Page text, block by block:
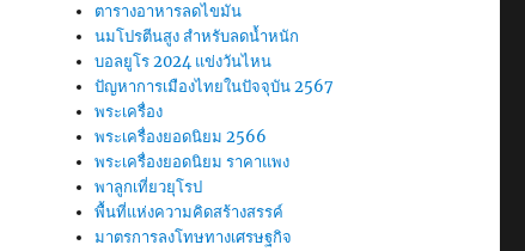
ตารางอาหารลดไขมัน
นมโปรตีนสูง สำหรับลดน้ำหนัก
บอลยูโร 2024 แข่งวันไหน
ปัญหาการเมืองไทยในปัจจุบัน 2567
พระเครื่อง
พระเครื่องยอดนิยม 2566
พระเครื่องยอดนิยม ราคาแพง
พาลูกเที่ยวยุโรป
พื้นที่แห่งความคิดสร้างสรรค์
มาตรการลงโทษทางเศรษฐกิจ